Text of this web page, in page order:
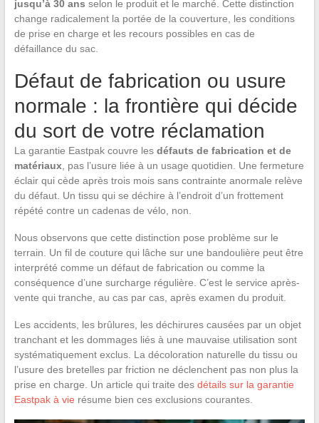
jusqu’à 30 ans selon le produit et le marché. Cette distinction
change radicalement la portée de la couverture, les conditions
de prise en charge et les recours possibles en cas de
défaillance du sac.
Défaut de fabrication ou usure
normale : la frontière qui décide
du sort de votre réclamation
La garantie Eastpak couvre les défauts de fabrication et de
matériaux, pas l’usure liée à un usage quotidien. Une fermeture
éclair qui cède après trois mois sans contrainte anormale relève
du défaut. Un tissu qui se déchire à l’endroit d’un frottement
répété contre un cadenas de vélo, non.
Nous observons que cette distinction pose problème sur le
terrain. Un fil de couture qui lâche sur une bandoulière peut être
interprété comme un défaut de fabrication ou comme la
conséquence d’une surcharge régulière. C’est le service après-
vente qui tranche, au cas par cas, après examen du produit.
Les accidents, les brûlures, les déchirures causées par un objet
tranchant et les dommages liés à une mauvaise utilisation sont
systématiquement exclus. La décoloration naturelle du tissu ou
l’usure des bretelles par friction ne déclenchent pas non plus la
prise en charge. Un article qui traite des détails sur la garantie
Eastpak à vie résume bien ces exclusions courantes.